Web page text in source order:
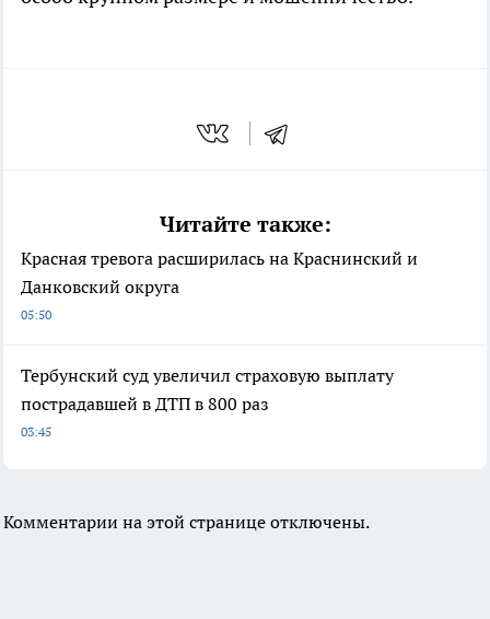
Читайте также:
Красная тревога расширилась на Краснинский и
Данковский округа
05:50
Тербунский суд увеличил страховую выплату
пострадавшей в ДТП в 800 раз
03:45
Комментарии на этой странице отключены.